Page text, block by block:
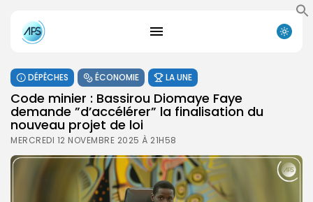
DÉPÊCHES ÉCONOMIE LA UNE
Code minier : Bassirou Diomaye Faye
demande ”d’accélérer” la finalisation du
nouveau projet de loi
MERCREDI 12 NOVEMBRE 2025 À 21H58